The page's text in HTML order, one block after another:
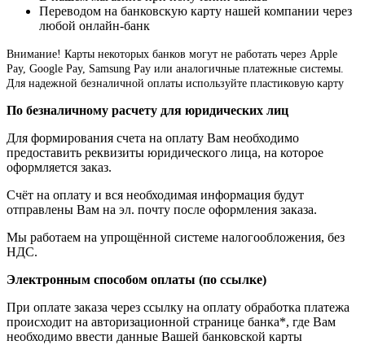
Переводом на банковскую карту нашей компании через
любой онлайн-банк
Внимание! Карты некоторых банков могут не работать через Apple
Pay, Google Pay, Samsung Pay или аналогичные платежные системы.
Для надежной безналичной оплаты используйте пластиковую карту
По безналичному расчету для юридических лиц
Для формирования счета на оплату Вам необходимо
предоставить реквизиты юридического лица, на которое
оформляется заказ.
Счёт на оплату и вся необходимая информация будут
отправлены Вам на эл. почту после оформления заказа.
Мы работаем на упрощённой системе налогообложения, без
НДС.
Электронным способом оплаты (по ссылке)
При оплате заказа через ссылку на оплату обработка платежа
происходит на авторизационной странице банка*, где Вам
необходимо ввести данные Вашей банковской карты